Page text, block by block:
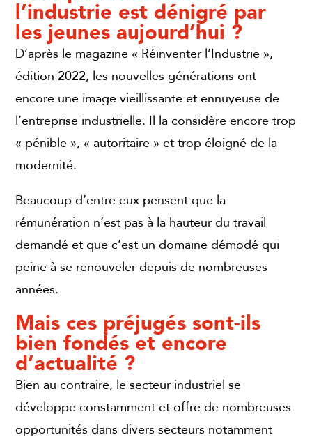
l’industrie est dénigré par
les jeunes aujourd’hui ?
D’après le magazine « Réinventer l’Industrie »,
édition 2022, les nouvelles générations ont
encore une image vieillissante et ennuyeuse de
l’entreprise industrielle. Il la considère encore trop
« pénible », « autoritaire » et trop éloigné de la
modernité.
Beaucoup d’entre eux pensent que la
rémunération n’est pas à la hauteur du travail
demandé et que c’est un domaine démodé qui
peine à se renouveler depuis de nombreuses
années.
Mais ces préjugés sont-ils
bien fondés et encore
d’actualité ?
Bien au contraire, le secteur industriel se
développe constamment et offre de nombreuses
opportunités dans divers secteurs notamment